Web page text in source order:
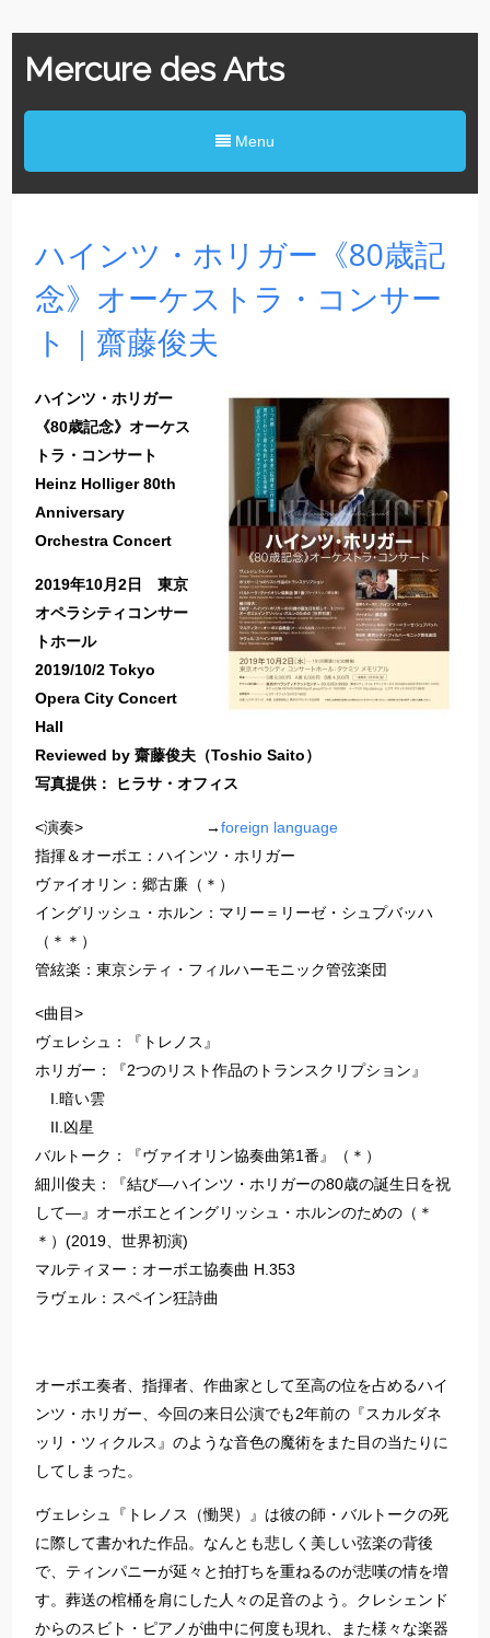
Mercure des Arts
Menu
ハインツ・ホリガー《80歳記
念》オーケストラ・コンサー
ト｜齋藤俊夫
ハインツ・ホリガー
《80歳記念》オーケス
トラ・コンサート
Heinz Holliger 80th
Anniversary
Orchestra Concert
2019年10月2日 東京
オペラシティコンサー
トホール
2019/10/2 Tokyo
Opera City Concert
Hall
Reviewed by 齋藤俊夫（Toshio Saito）
写真提供： ヒラサ・オフィス
<演奏> →foreign language
指揮＆オーボエ：ハインツ・ホリガー
ヴァイオリン：郷古廉（＊）
イングリッシュ・ホルン：マリー＝リーゼ・シュプバッハ
（＊＊）
管絃楽：東京シティ・フィルハーモニック管弦楽団
<曲目>
ヴェレシュ：『トレノス』
ホリガー：『2つのリスト作品のトランスクリプション』
I.暗い雲
II.凶星
バルトーク：『ヴァイオリン協奏曲第1番』（＊）
細川俊夫：『結び―ハインツ・ホリガーの80歳の誕生日を祝
して―』オーボエとイングリッシュ・ホルンのための（＊
＊）(2019、世界初演)
マルティヌー：オーボエ協奏曲 H.353
ラヴェル：スペイン狂詩曲
オーボエ奏者、指揮者、作曲家として至高の位を占めるハイ
ンツ・ホリガー、今回の来日公演でも2年前の『スカルダネ
ッリ・ツィクルス』のような音色の魔術をまた目の当たりに
してしまった。
ヴェレシュ『トレノス（慟哭）』は彼の師・バルトークの死
に際して書かれた作品。なんとも悲しく美しい弦楽の背後
で、ティンパニーが延々と拍打ちを重ねるのが悲嘆の情を増
す。葬送の棺桶を肩にした人々の足音のよう。クレシェンド
からのスビト・ピアノが曲中に何度も現れ、また様々な楽器